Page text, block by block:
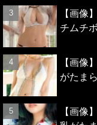
【画像
チムチ
【画像
がたま
【画像